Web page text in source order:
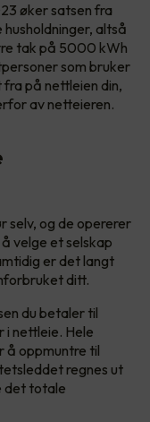
øker satsen fra
altså
tak på 5000 kWh
som bruker
på nettleien din,
av netteieren.
selv, og de opererer
velge et selskap
er det langt
ditt.
du betaler til
i nettleie. Hele
å oppmuntre til
regnes ut
det totale